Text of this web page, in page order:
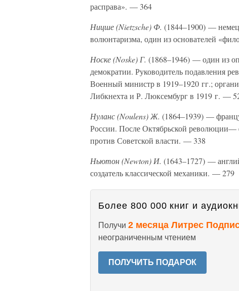
расправа». — 364
Ницше (Nietzsche) Ф. (1844–1900) —
волюнтаризма, один из основателей
Носке (Noske) Г. (1868–1946) — один из
демократии. Руководитель подавления
Военный министр в 1919–1920 гг.;
Либкнехта и Р. Люксембург в 1919 г. —
Нуланс (Noulens) Ж. (1864–1939) —
России. После Октябрьской революции—
против Советской власти. — 338
Ньютон (Newton) И. (1643–1727) —
создатель классической механики. — 279
Более 800 000 книг и
Получи 2 месяца Литрес
неограниченным чтением
ПОЛУЧИТЬ ПОДАРОК